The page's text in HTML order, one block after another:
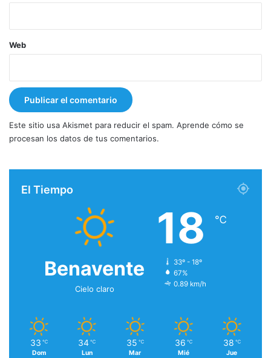
Web
Este sitio usa Akismet para reducir el spam. Aprende cómo se
procesan los datos de tus comentarios.
El Tiempo
Benavente
Cielo claro
18 ℃
33º - 18º
67%
0.89 km/h
33 ℃
Dom
34 ℃
Lun
35 ℃
Mar
36 ℃
Mié
38 ℃
Jue